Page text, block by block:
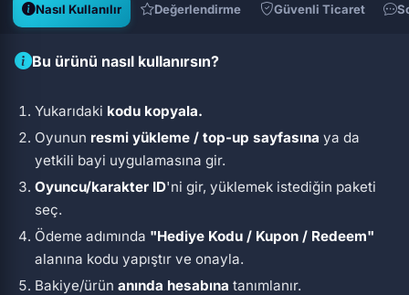
Nasıl Kullanılır Değerlendirme Güvenli Ticaret
Bu ürünü nasıl kullanırsın?
Yukarıdaki kodu kopyala.
Oyunun resmi yükleme / top-up sayfasına ya da
yetkili bayi uygulamasına gir.
Oyuncu/karakter ID'ni gir, yüklemek istediğin paketi
seç.
Ödeme adımında "Hediye Kodu / Kupon / Redeem"
alanına kodu yapıştır ve onayla.
Bakiye/ürünanında hesabına tanımlanır.